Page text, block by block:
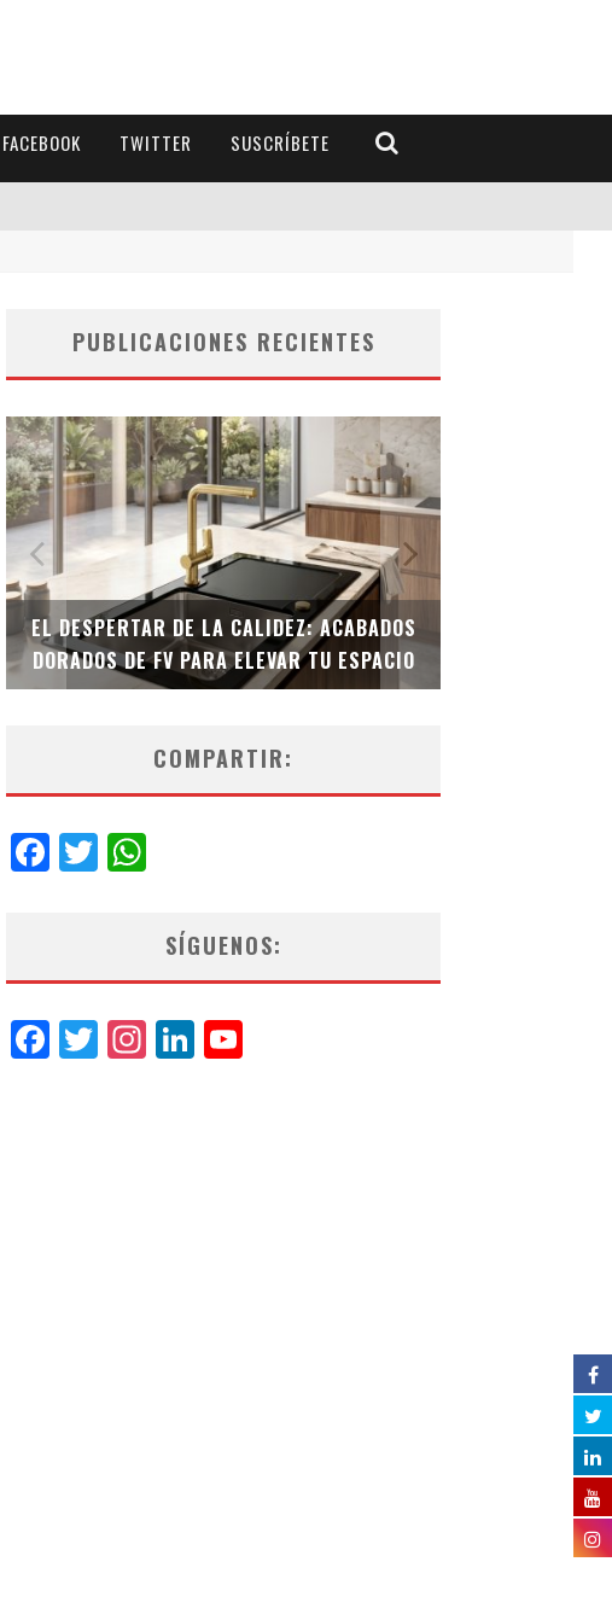
FACEBOOK TWITTER SUSCRÍBETE
PUBLICACIONES RECIENTES
EL DESPERTAR DE LA CALIDEZ: ACABADOS
DORADOS DE FV PARA ELEVAR TU ESPACIO
COMPARTIR:
Facebook
Twitter
SÍGUENOS:
Facebook
Twitter
Instagram
LinkedIn